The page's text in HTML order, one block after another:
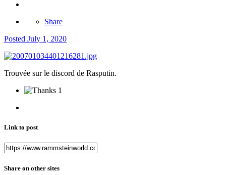
Share
Posted July 1, 2020
Trouvée sur le discord de Rasputin.
1
Link to post
Share on other sites